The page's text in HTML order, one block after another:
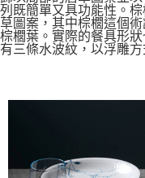
列既簡單又具功能性。
草圖案，其中棕櫚這個
棕櫚葉。實際的餐具形
有三條水波紋，以浮雕